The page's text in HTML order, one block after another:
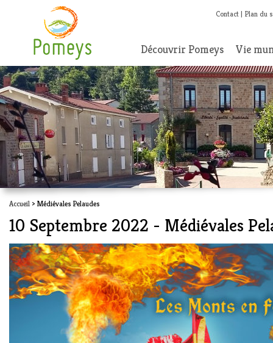
Contact Plan du
Découvrir Pomeys Vie
Accueil > Médiévales Pelaudes
10 Septembre 2022 - Médiévales